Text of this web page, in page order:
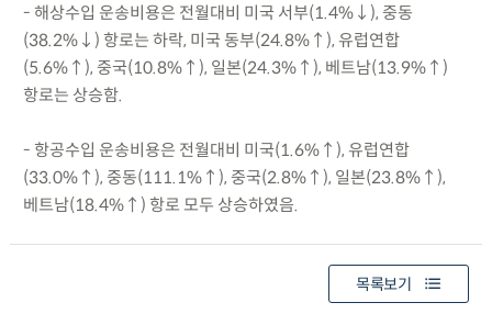
- 해상수입 운송비용은 전월대비 미국 서부(1.4%↓), 중동
(38.2%↓) 항로는 하락, 미국 동부(24.8%↑), 유럽연합
(5.6%↑), 중국(10.8%↑), 일본(24.3%↑), 베트남(13.9%↑)
항로는 상승함.
- 항공수입 운송비용은 전월대비 미국(1.6%↑), 유럽연합
(33.0%↑), 중동(111.1%↑), 중국(2.8%↑), 일본(23.8%↑),
베트남(18.4%↑) 항로 모두 상승하였음.
목록보기